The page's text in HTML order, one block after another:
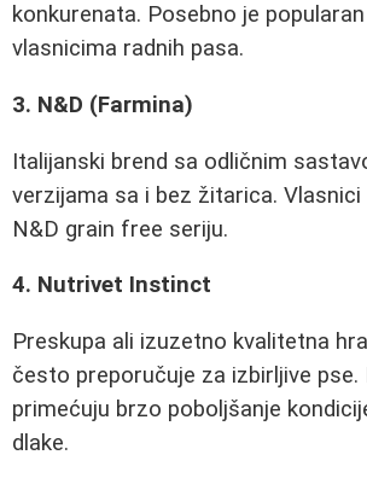
konkurenata. Posebno je
vlasnicima radnih pasa.
3. N&D (Farmina)
Italijanski brend sa odličnim
verzijama sa i bez žitarica. Vlasnici
N&D grain free seriju.
4. Nutrivet Instinct
Preskupa ali izuzetno kvalitetna
često preporučuje za izbirljive pse.
primećuju brzo poboljšanje
dlake.